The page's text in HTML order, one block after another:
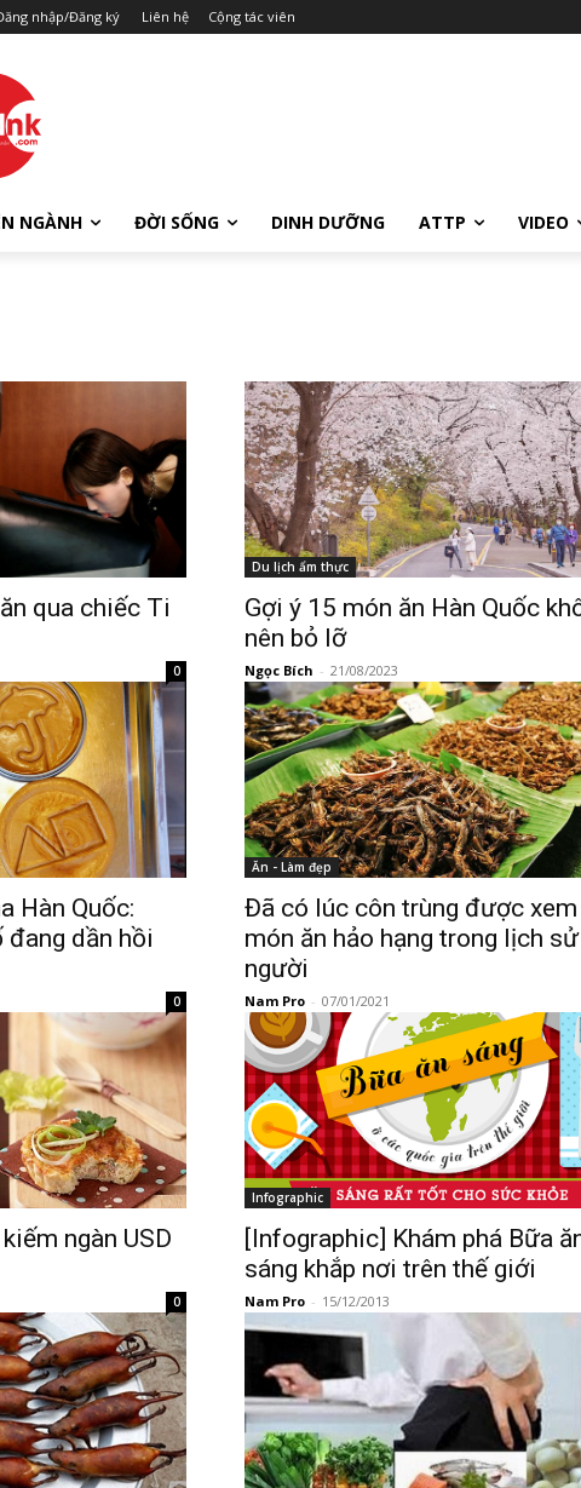
nhập/Đăng ký Liên hệ Cộng tác viên
NGÀNH ĐỜI SỐNG DINH DƯỠNG ATTP VIDEO
qua chiếc Ti
0
Du lịch ẩm thực
Gợi ý 15 món ăn Hàn Quốc
nên bỏ lỡ
Ngọc Bích - 21/08/2023
Hàn Quốc:
đang dần hồi
0
Ăn - Làm đẹp
Đã có lúc côn trùng được
món ăn hảo hạng trong lịch
người
Nam Pro - 07/01/2021
ngàn USD
0
Infographic
[Infographic] Khám phá Bữa
sáng khắp nơi trên thế giới
Nam Pro - 15/12/2013